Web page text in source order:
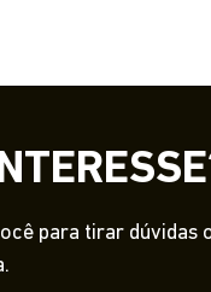
para tirar dúvidas